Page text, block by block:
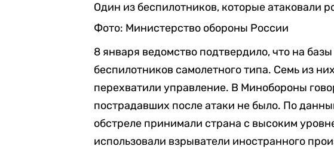
Один из беспилотников, которые атаковали
Фото: Министерство обороны России
8 января ведомство подтвердило, что на
беспилотников самолетного типа. Семь из
перехватили управление. В Минобороны
пострадавших после атаки не было. По
обстреле принимали страна с высоким
использовали взрыватели иностранного